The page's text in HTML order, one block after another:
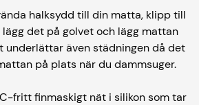
halksydd till din matta, klipp till
det på golvet och lägg mattan
underlättar även städningen då det
på plats när du dammsuger.
fritt finmaskigt nät i silikon som tar